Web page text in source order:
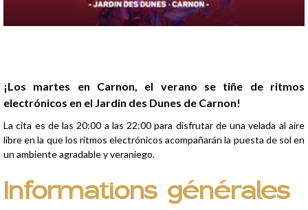
Presentación
¡Los martes en Carnon, el verano se tiñe de ritmos
electrónicos en el Jardin des Dunes de Carnon!
La cita es de las 20:00 a las 22:00 para disfrutar de una velada al aire
libre en la que los ritmos electrónicos acompañarán la puesta de sol en
un ambiente agradable y veraniego.
Informations générales